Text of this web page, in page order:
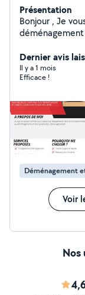
Présentation
Bonjour , Je vous propose mes services de
n'hésitez pas à
Dernier avis
Il y a 1 mois
Efficace !
Déménagement
Voir
Nos